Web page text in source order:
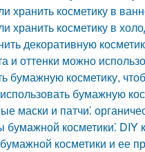
хранить косметику в
хранить косметику в
декоративную
и оттенки можно
бумажную косметику,
бумажную
маски и патчи⁚
бумажной косметики⁚
косметики и ее